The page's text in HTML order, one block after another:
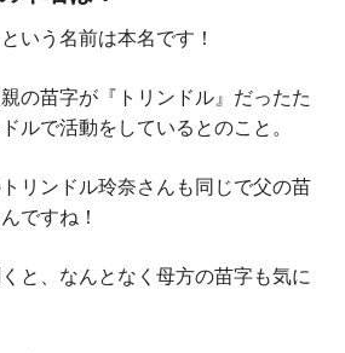
いう名前は本名です！
の苗字が『トリンドル』 だったた
ルで活動をしているとのこと。
リンドル玲奈さんも同じで父の苗
ですね！
と、なんとなく母方の苗字も気に